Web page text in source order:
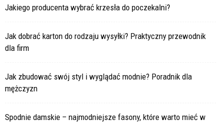
Jakiego producenta wybrać krzesła do poczekalni?
Jak dobrać karton do rodzaju wysyłki? Praktyczny przewodnik
dla firm
Jak zbudować swój styl i wyglądać modnie? Poradnik dla
mężczyzn
Spodnie damskie – najmodniejsze fasony, które warto mieć w